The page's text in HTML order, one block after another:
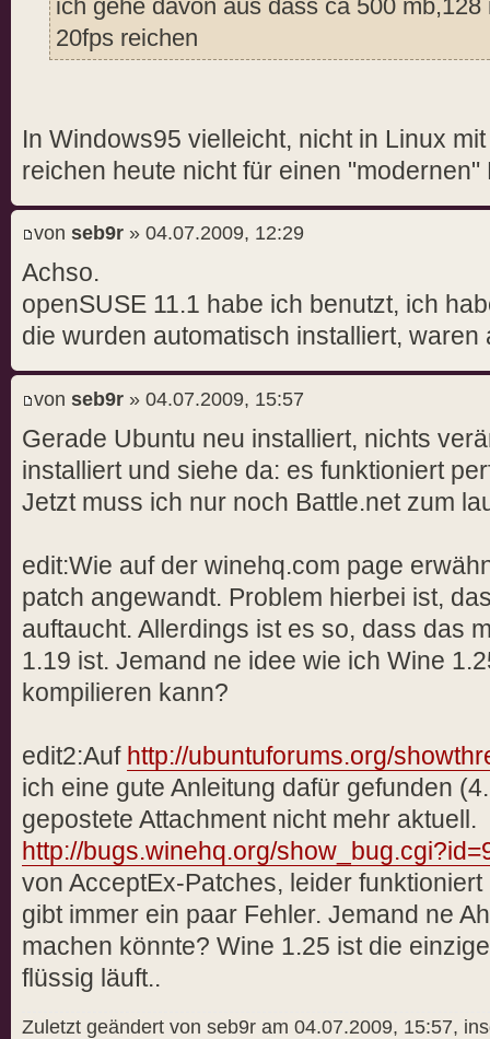
ich gehe davon aus dass ca 500
20fps reichen
In Windows95 vielleicht, nicht in Linux
reichen heute nicht für einen "modernen"
von seb9r » 04.07.2009, 12:29
Achso.
openSUSE 11.1 habe ich benutzt, ich
die wurden automatisch installiert,
von seb9r » 04.07.2009, 15:57
Gerade Ubuntu neu installiert, nichts
installiert und siehe da: es funktioniert
Jetzt muss ich nur noch Battle.net zum
edit:Wie auf der winehq.com page
patch angewandt. Problem hierbei ist,
auftaucht. Allerdings ist es so, dass das
1.19 ist. Jemand ne idee wie ich Wine
kompilieren kann?
edit2:Auf http://ubuntuforums.org/
ich eine gute Anleitung dafür gefunden
gepostete Attachment nicht mehr aktuell.
http://bugs.winehq.org/
von AcceptEx-Patches, leider
gibt immer ein paar Fehler. Jemand ne
machen könnte? Wine 1.25 ist die
flüssig läuft..
Zuletzt geändert von seb9r am 04.07.2009, 15:57,